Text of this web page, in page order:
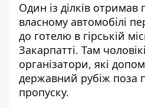
Один із ділків отримав
власному автомобілі
до готелю в гірській
Закарпатті. Там
організатори, які
державний рубіж поза
пропуску.